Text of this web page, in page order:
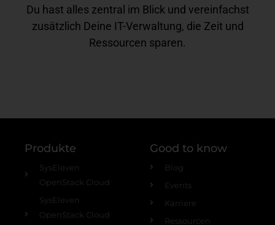
Du hast alles zentral im Blick und vereinfachst
zusätzlich Deine IT-Verwaltung, die Zeit und
Ressourcen sparen.
Produkte
SysEleven
OpenStack Cloud
SysEleven
OpenStack Cloud
Good to know
Blog
Events
Karriere
Ressourcen